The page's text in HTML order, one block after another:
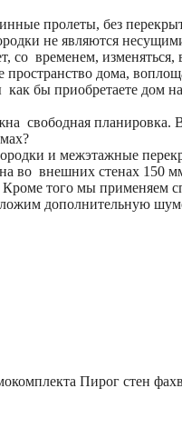
пролеты, без
не являются
со временем,
пространство дома,
бы приобретаете дом
свободная планировка.
и межэтажные
во внешних стенах 150
того мы
дополнительную
Пирог стен